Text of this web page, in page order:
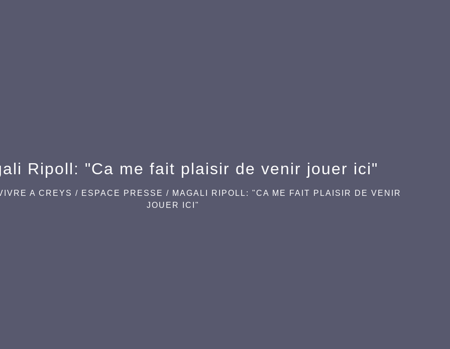
Ripoll: "Ca me fait plaisir de venir jouer ici"
A CREYS / ESPACE PRESSE / MAGALI RIPOLL: "CA ME FAIT PLAISIR DE VENIR
JOUER ICI"